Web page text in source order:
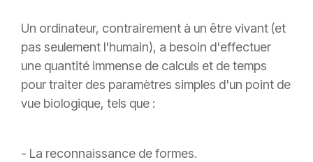
Un ordinateur, contrairement à un être vivant (et
pas seulement l'humain), a besoin d'effectuer
une quantité immense de calculs et de temps
pour traiter des paramètres simples d'un point de
vue biologique, tels que :
- La reconnaissance de formes.